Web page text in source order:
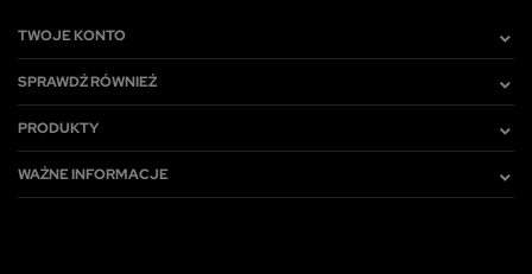
TWOJE KONTO
SPRAWDŹ RÓWNIEŻ
PRODUKTY
WAŻNE INFORMACJE